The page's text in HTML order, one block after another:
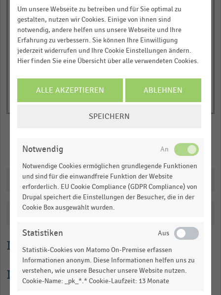
Lesehilfe
Informationen zur Statistik
has
axis
displaying
in
Millionen
View
table.
2002200320042005200620072008200920102011
© Handelsdaten 2026
End
interactive
chart
JETZT INFORMIEREN
Merken Teilen
Downloads
Um unsere Webseite zu betreiben und für Sie optimal zu
gestalten, nutzen wir Cookies. Einige von ihnen sind
notwendig, andere helfen uns unsere Webseite und Ihre
Erfahrung zu verbessern. Sie können Ihre Einwilligung
jederzeit widerrufen und Ihre Cookie Einstellungen ändern.
Hier finden Sie eine Übersicht über alle verwendeten Cookies.
ALLE AKZEPTIEREN ABLEHNEN
SPEICHERN
Notwendig
Notwendige Cookies ermöglichen grundlegende Funktionen
und sind für die einwandfreie Funktion der Website
erforderlich. EU Cookie Compliance (GDPR Compliance) von
Drupal speichert die Einstellungen der Besucher, die in der
Cookie Box ausgewählt wurden.
Statistiken
Statistik-Cookies von Matomo On-Premise erfassen
Informationen anonym. Diese Informationen helfen uns zu
verstehen, wie unsere Besucher unsere Website nutzen.
Cookie-Name: _pk_*.* Cookie-Laufzeit: 13 Monate